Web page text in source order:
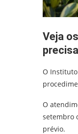
Veja
O
O
setembro
prévio.